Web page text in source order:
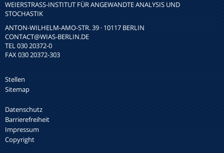
WEIERSTRASS-INSTITUT FÜR ANGEWANDTE ANALYSIS UND S
TOCHASTIK
ANTON-WILHELM-AMO-STR. 39 · 10117 BERLIN
CONTACT@WIAS-BERLIN.DE
TEL 030 20372-0
FAX 030 20372-303
Stellen
Sitemap
Datenschutz
Barrierefreiheit
Impressum
Copyright